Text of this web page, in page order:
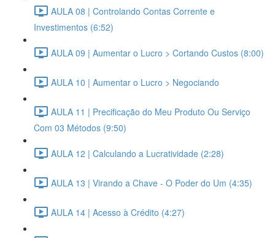
AULA 08 | Controlando Contas Corrente e
Investimentos (6:52)
AULA 09 | Aumentar o Lucro > Cortando Custos (8:00)
AULA 10 | Aumentar o Lucro > Negociando
AULA 11 | Precificação do Meu Produto Ou Serviço
Com 03 Métodos (9:50)
AULA 12 | Calculando a Lucratividade (2:28)
AULA 13 | Virando a Chave - O Poder do Um (4:35)
AULA 14 | Acesso à Crédito (4:27)